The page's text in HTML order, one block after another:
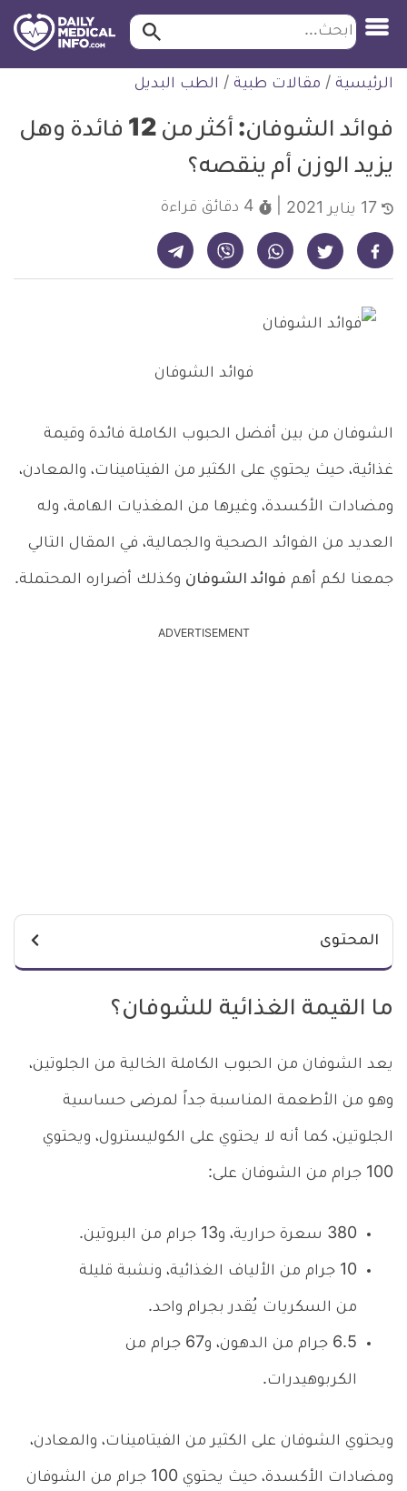
التخطي
للمحتوى
ابحث ابحث…
الرئيسية / مقالات طبية / الطب البديل
فوائد الشوفان: أكثر من 12 فائدة وهل
يزيد الوزن أم ينقصه؟
4 دقائق قراءة
شارك على فيسبوك - ديلي ميديكال انفو شارك على تويتر - ديلي ميديكال انفو شارك على واتساب - ديلي ميديكال انفو شارك على فايبر - ديلي ميديكال انفو شارك على تيليجرام - ديلي ميديكال انفو
فوائد الشوفان
الشوفان من بين أفضل الحبوب الكاملة فائدة وقيمة
غذائية، حيث يحتوي على الكثير من الفيتامينات، والمعادن،
ومضادات الأكسدة، وغيرها من المغذيات الهامة، وله
العديد من الفوائد الصحية والجمالية، في المقال التالي
جمعنا لكم أهم فوائد الشوفان وكذلك أضراره المحتملة.
ADVERTISEMENT
المحتوى
ما القيمة الغذائية للشوفان؟
يعد الشوفان من الحبوب الكاملة الخالية من الجلوتين،
وهو من الأطعمة المناسبة جداً لمرضى حساسية
الجلوتين، كما أنه لا يحتوي على الكوليسترول، ويحتوي
100 جرام من الشوفان على:
380 سعرة حرارية، و13 جرام من البروتين.
10 جرام من الألياف الغذائية، ونشبة قليلة
من السكريات يُقدر بجرام واحد.
6.5 جرام من الدهون، و67 جرام من
الكربوهيدرات.
ويحتوي الشوفان على الكثير من الفيتامينات، والمعادن،
ومضادات الأكسدة، حيث يحتوي 100 جرام من الشوفان